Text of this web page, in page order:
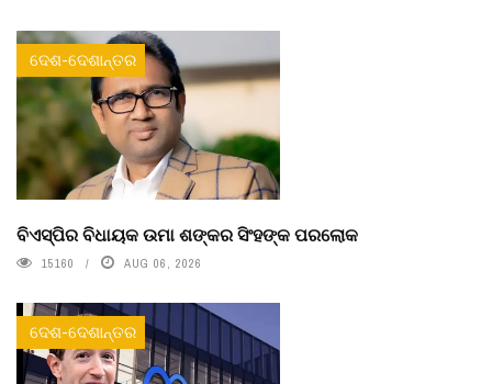
ଦେଶ-ଦେଶାନ୍ତର
ବିଏସ୍‌ପିର ବିଧାୟକ ଉମା ଶଙ୍କର ସିଂହଙ୍କ ପରଲୋକ
15160 AUG 06, 2026
ଦେଶ-ଦେଶାନ୍ତର